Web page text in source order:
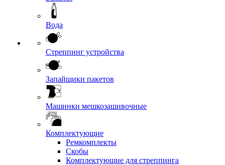
Вода
Стреппинг устройства
Запайщики пакетов
Машинки мешкозашивочные
Комплектующие
Ремкомплекты
Скобы
Комплектующие для стреппинга